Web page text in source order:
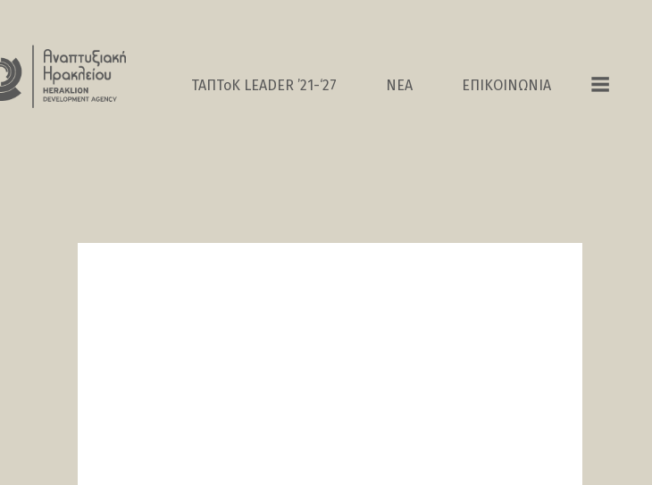
ΤΑΠΤοK LEADER ’21-‘27 ΝΕΑ ΕΠΙΚΟΙΝΩΝΙΑ